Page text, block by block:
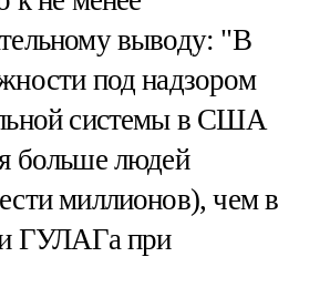
выводу: "В
под надзором
системы в США
больше людей
миллионов), чем в
ГУЛАГа при